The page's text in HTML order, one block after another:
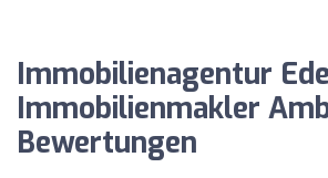
Immobilienagentur
Immobilienmakler
Bewertungen